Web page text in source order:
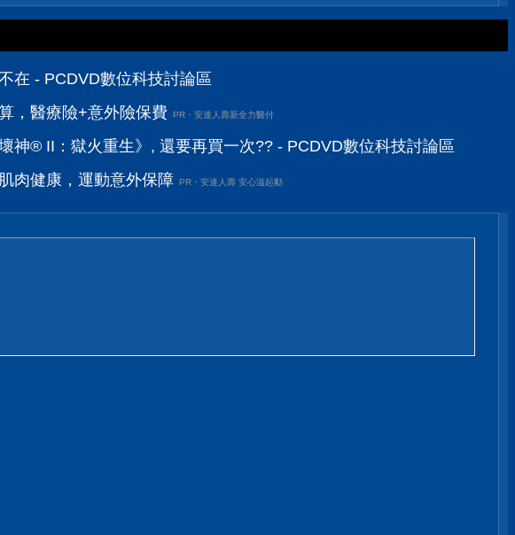
在 - PCDVD數位科技討論區
，醫療險+意外險保費
PR・安達人壽新全力醫付
壞神® II：獄火重生》, 還要再買一次?? - PCDVD數位科技討論區
肉健康，運動意外保障 PR・安達人壽 安心溢起動